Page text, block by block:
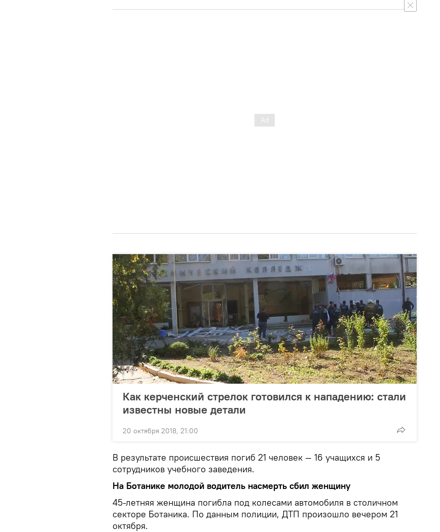
Как керченский стрелок готовился к нападению: стали
известны новые детали
20 октября 2018, 21:00
В результате происшествия погиб 21 человек — 16 учащихся и 5
сотрудников учебного заведения.
На Ботанике молодой водитель насмерть сбил женщину
45-летняя женщина погибла под колесами автомобиля в столичном
секторе Ботаника. По данным полиции, ДТП произошло вечером 21
октября.